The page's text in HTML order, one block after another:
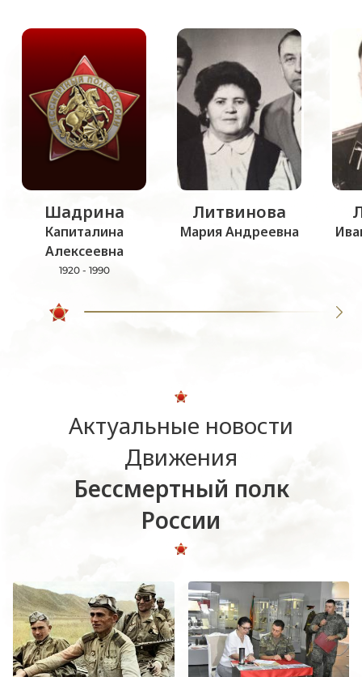
Шадрина
Капиталина
Алексеевна
1920 - 1990
Литвинова
Мария Андреевна
Актуальные новости
Движения
Бессмертный полк
России